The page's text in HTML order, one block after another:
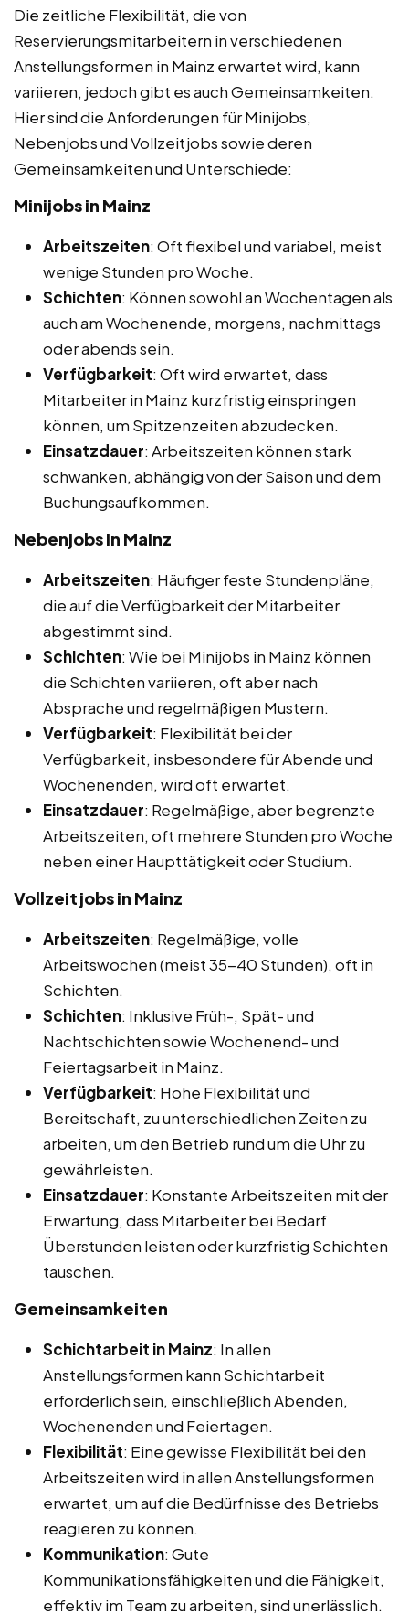
Die zeitliche Flexibilität, die von
Reservierungsmitarbeitern in verschiedenen
Anstellungsformen in Mainz erwartet wird, kann
variieren, jedoch gibt es auch Gemeinsamkeiten.
Hier sind die Anforderungen für Minijobs,
Nebenjobs und Vollzeitjobs sowie deren
Gemeinsamkeiten und Unterschiede:
Minijobs in Mainz
Arbeitszeiten: Oft flexibel und variabel, meist
wenige Stunden pro Woche.
Schichten: Können sowohl an Wochentagen als
auch am Wochenende, morgens, nachmittags
oder abends sein.
Verfügbarkeit: Oft wird erwartet, dass
Mitarbeiter in Mainz kurzfristig einspringen
können, um Spitzenzeiten abzudecken.
Einsatzdauer: Arbeitszeiten können stark
schwanken, abhängig von der Saison und dem
Buchungsaufkommen.
Nebenjobs in Mainz
Arbeitszeiten: Häufiger feste Stundenpläne,
die auf die Verfügbarkeit der Mitarbeiter
abgestimmt sind.
Schichten: Wie bei Minijobs in Mainz können
die Schichten variieren, oft aber nach
Absprache und regelmäßigen Mustern.
Verfügbarkeit: Flexibilität bei der
Verfügbarkeit, insbesondere für Abende und
Wochenenden, wird oft erwartet.
Einsatzdauer: Regelmäßige, aber begrenzte
Arbeitszeiten, oft mehrere Stunden pro Woche
neben einer Haupttätigkeit oder Studium.
Vollzeitjobs in Mainz
Arbeitszeiten: Regelmäßige, volle
Arbeitswochen (meist 35-40 Stunden), oft in
Schichten.
Schichten: Inklusive Früh-, Spät- und
Nachtschichten sowie Wochenend- und
Feiertagsarbeit in Mainz.
Verfügbarkeit: Hohe Flexibilität und
Bereitschaft, zu unterschiedlichen Zeiten zu
arbeiten, um den Betrieb rund um die Uhr zu
gewährleisten.
Einsatzdauer: Konstante Arbeitszeiten mit der
Erwartung, dass Mitarbeiter bei Bedarf
Überstunden leisten oder kurzfristig Schichten
tauschen.
Gemeinsamkeiten
Schichtarbeit in Mainz: In allen
Anstellungsformen kann Schichtarbeit
erforderlich sein, einschließlich Abenden,
Wochenenden und Feiertagen.
Flexibilität: Eine gewisse Flexibilität bei den
Arbeitszeiten wird in allen Anstellungsformen
erwartet, um auf die Bedürfnisse des Betriebs
reagieren zu können.
Kommunikation: Gute
Kommunikationsfähigkeiten und die Fähigkeit,
effektiv im Team zu arbeiten, sind unerlässlich.